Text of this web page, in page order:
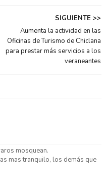
SIGUIENTE >>
Aumenta la actividad en las
Oficinas de Turismo de Chiclana
para prestar más servicios a los
veraneantes
mosquean.
mas tranquilo, los demás que